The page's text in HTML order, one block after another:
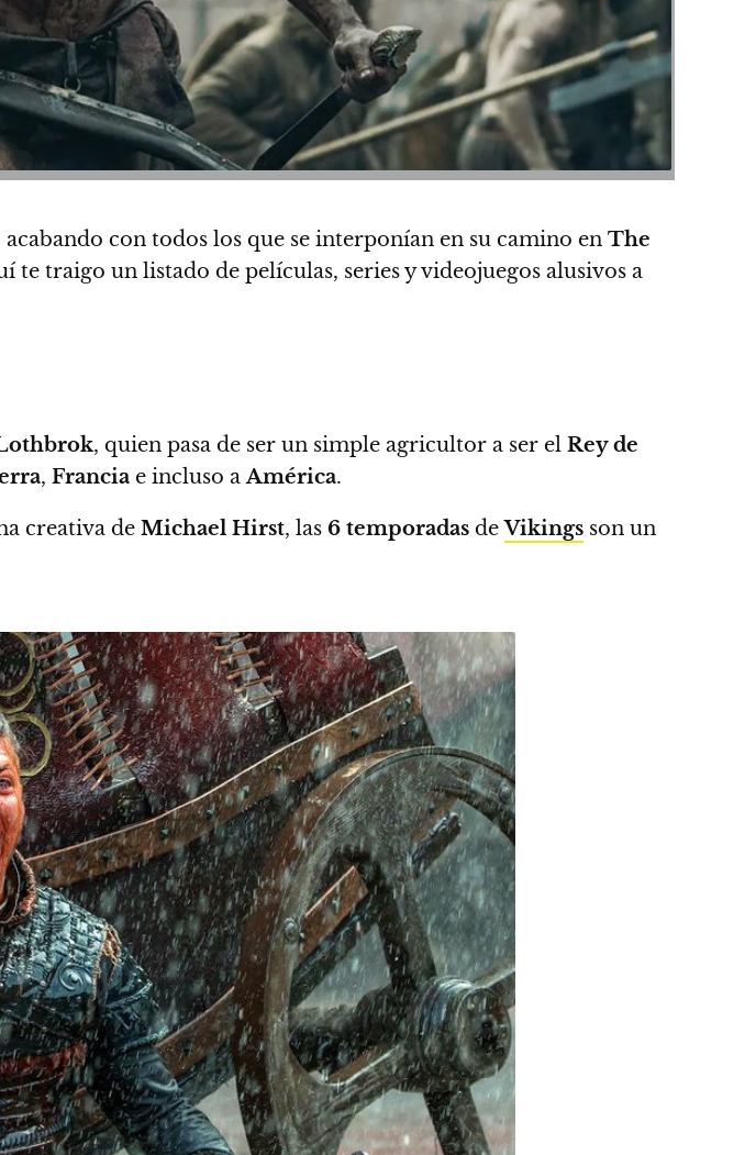
con todos los que se interponían en su camino en The
te traigo un listado de películas, series y videojuegos alusivos a
, quien pasa de ser un simple agricultor a ser el Rey de
, Francia e incluso aAmérica.
creativa de Michael Hirst, las 6 temporadas deVikings son un